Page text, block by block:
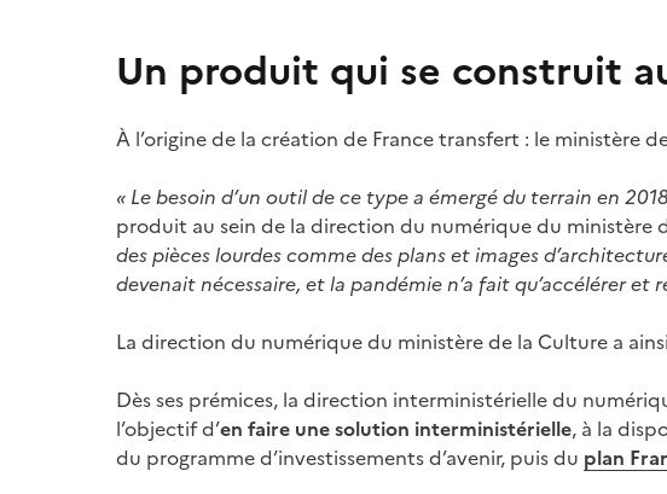
Un produit qui se construit
À l’origine de la création de France transfert : le ministère
« Le besoin d’un outil de ce type a émergé du terrain en
produit au sein de la direction du numérique du ministère
des pièces lourdes comme des plans et images
devenait nécessaire, et la pandémie n’a fait qu’accélérer
La direction du numérique du ministère de la Culture a
Dès ses prémices, la direction interministérielle du
l’objectif d’en faire une solution interministérielle, à la
du programme d’investissements d’avenir, puis du plan